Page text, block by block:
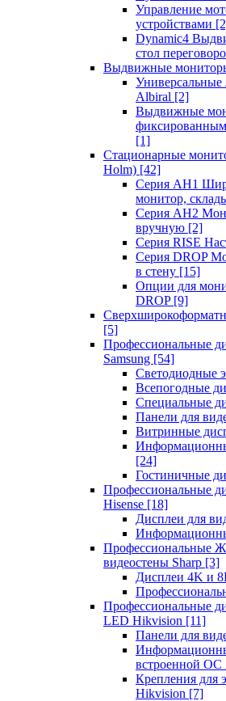
Управление
устройствами
Dynamic4
стол
Выдвижные
Albiral [2]
Выдвижные
[1]
Стационарные
Holm) [42]
Серия AH1
монитор,
Серия AH2
вручную [2]
Серия RISE
Серия DROP
в стену [15]
Опции для
DROP [9]
[5]
Профессиональные
Samsung [54]
Светодиодные
Всепогодные
Специальные
Панели для
Витринные
[24]
Гостиничные
Профессиональные
Hisense [18]
Дисплеи для
Профессиональные
видеостены Sharp [3]
Дисплеи 4K и
Профессиональные
LED Hikvision [11]
Панели для
встроенной ОС
Крепления для
Hikvision [7]